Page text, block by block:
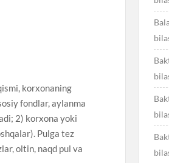
korxonaning
fondlar, aylanma
2) korxona yoki
Pulga tez
oltin, naqd pul va